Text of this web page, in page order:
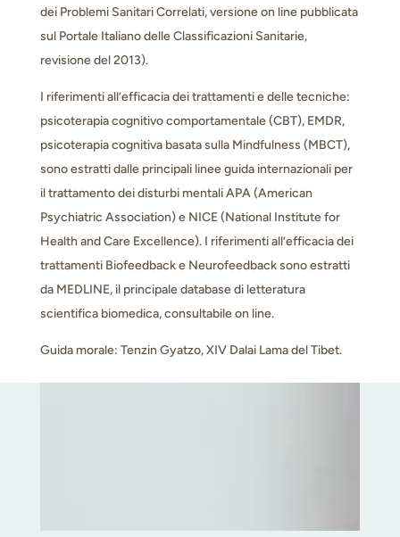
dei Problemi Sanitari Correlati, versione on line pubblicata
sul Portale Italiano delle Classificazioni Sanitarie,
revisione del 2013).
I riferimenti all’efficacia dei trattamenti e delle tecniche:
psicoterapia cognitivo comportamentale (CBT), EMDR,
psicoterapia cognitiva basata sulla Mindfulness (MBCT),
sono estratti dalle principali linee guida internazionali per
il trattamento dei disturbi mentali APA (American
Psychiatric Association) e NICE (National Institute for
Health and Care Excellence). I riferimenti all’efficacia dei
trattamenti Biofeedback e Neurofeedback sono estratti
da MEDLINE, il principale database di letteratura
scientifica biomedica, consultabile on line.
Guida morale: Tenzin Gyatzo, XIV Dalai Lama del Tibet.